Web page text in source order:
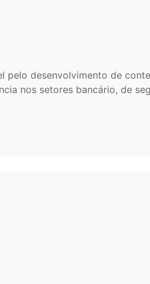
pelo desenvolvimento de
nos setores bancário, de